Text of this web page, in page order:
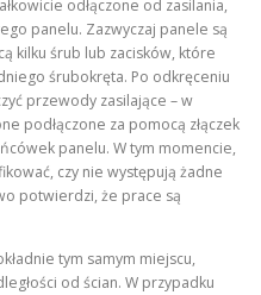
odłączone od zasilania,
panelu. Zazwyczaj panele są
kilku śrub lub zacisków, które
śrubokręta. Po odkręceniu
przewody zasilające – w
podłączone za pomocą złączek
panelu. W tym momencie,
czy nie występują żadne
potwierdzi, że prace są
tym samym miejscu,
od ścian. W przypadku